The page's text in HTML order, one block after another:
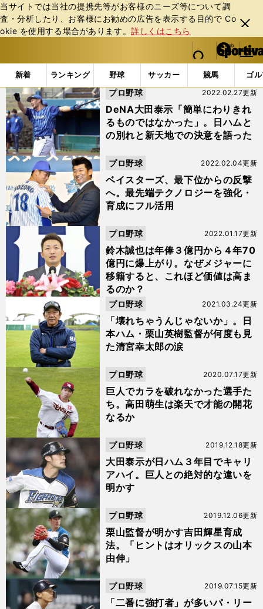
当サイトでは当社の提携先等がお客様のニーズ等について調
査・分析したり、お客様にお勧めの広告を表⽰する⽬的で Co
okie を使⽤する場合があります。詳しくはこちら
閉じ
る
web Sportiva (webスポルティーバ)
検索
マイペ
ー
ジ
メニュ
新着 ランキング 野球 サッカー 競馬 ゴ
b
ス
ポ
ル
テ
ィ
ー
バ
「#大田泰示」の最新ニュース・ 情報
DeNA大田泰示「簡単にわりきれ
るものではなかった」。日ハムと
の別れと新天地での決意を語った
2022.02.27更新
プロ野球
ベイスターズ、最下位からの反撃
へ。最先端テクノロジーを強化・
育成にフル活用
2022.02.04更新
プロ野球
鈴木誠也は年俸３億円から４年70
億円に爆上がり。なぜメジャーに
移籍すると、これほど価値は高ま
るのか？
2022.01.17更新
プロ野球
「壊れちゃうんじゃないか」。日
本ハム・栗山英樹監督が何度も見
た清宮幸太郎の涙
2021.03.24更新
プロ野球
巨人でカラを破れなかった選手た
ち。高田萌生は楽天で才能の開花
なるか
2020.07.17更新
プロ野球
大田泰示が日ハム３年目でキャリ
アハイ。巨人との絶対的な違いを
明かす
2019.12.18更新
プロ野球
栗山監督が明かす吉田輝星育成
法。「ヒントはオリックスの山本
由伸」
2019.12.06更新
プロ野球
「二番に強打者」が多いパ・リー
2019.07.15更新
プロ野球